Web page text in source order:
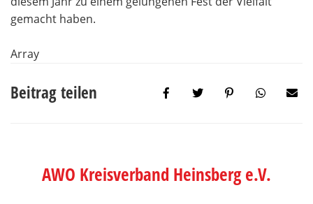
gemacht haben.
Array
Beitrag teilen
AWO Kreisverband Heinsberg e.V.